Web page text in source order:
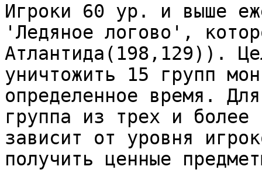
Игроки 60 ур. и выше
'Ледяное логово',
Атлантида(198,129)).
уничтожить 15 групп
определенное время.
группа из трех и более
зависит от уровня
получить ценные